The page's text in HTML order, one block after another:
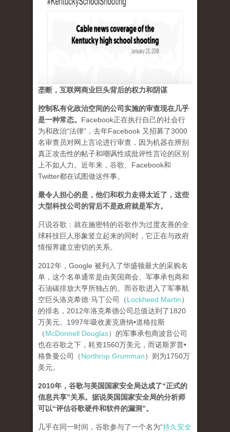
垄断，互联网商业巨头背后的权力和阴谋
控制私有化政治空间的公司实施的审查现在几乎
是一种常态。 Facebook正在执行自己的社会行
为和政治“法律”，去年Facebook 又招募了3000
名审查员对网上言论进行审查，因为机器在辨别
真正攻击性的帖子和嘲讽性或批评性言论的区别
上不如人力。近年来，谷歌、Facebook和
Twitter都在试图做这件事。
最令人担心的是，他们和权力走得太近了，这些
大型科技公司的背后不是政府就是军方。
只说谷歌：就在施密特的谷歌作为过度友善的全
球科技巨人形象竖立起来的同时，它正在与政府
情报界建立密切的关系。
2012年，Google 被列入了华盛顿最大的采购名
单，这个名单通常是由美国商会、军事承包商和
石油碳排放大亨所独占的。而谷歌进入了军事航
空巨头洛克希德·马丁公司（Lockheed Martin）
的排名，2012年洛克希德公司总值达到了1820
万美元。1997年吸收麦克唐纳•道格拉斯
（McDonnell Douglas）的军事承包商波音公司
也在谷歌之下，耗资1560万美元，而诺斯罗普•
格鲁曼公司（Northrop Grumman）则为1750万
美元。
2010年，谷歌与美国国家安全局达成了“正式的
信息共享”关系。据说美国国家安全局的分析师
可以“评估谷歌硬件和软件的漏洞”。
几乎在同一时间，谷歌参与了一个名为“持久安全